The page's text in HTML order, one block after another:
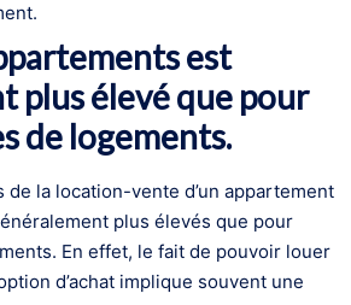
est
plus élevé que pour
de logements.
de la location-vente d’un appartement
plus élevés que pour
En effet, le fait de pouvoir louer
d’achat implique souvent une